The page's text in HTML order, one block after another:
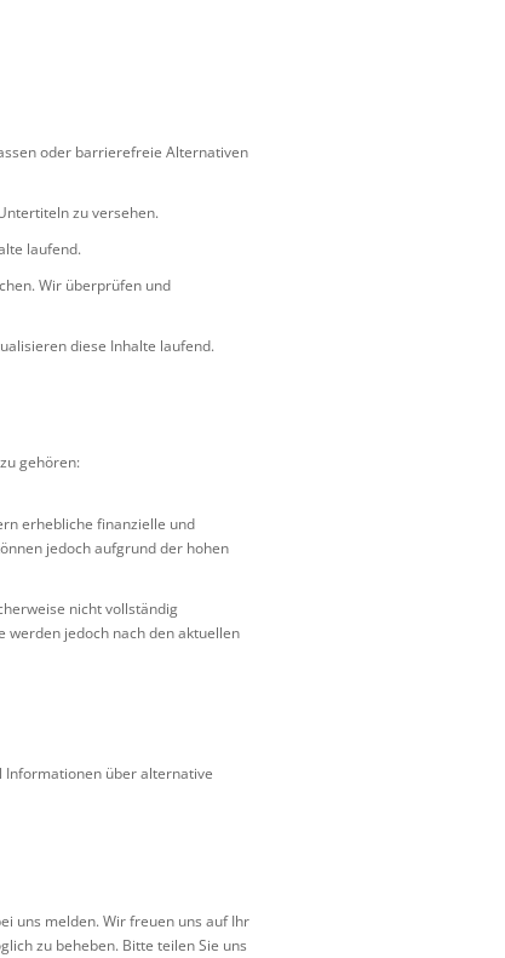
oder barrierefreie Alternativen
zu versehen.
laufend.
Wir überprüfen und
diese Inhalte laufend.
gehören:
erhebliche finanzielle und
jedoch aufgrund der hohen
nicht vollständig
jedoch nach den aktuellen
Informationen über alternative
uns melden. Wir freuen uns auf Ihr
zu beheben. Bitte teilen Sie uns